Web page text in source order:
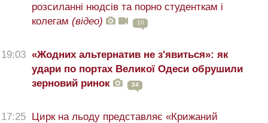
розсиланні нюдсів та порно студенткам і
колегам (відео) 10
19:03 «Жодних альтернатив не з'явиться»: як
удари по портах Великої Одеси обрушили
зерновий ринок
24
17:25 Цирк на льоду представляє «Крижаний